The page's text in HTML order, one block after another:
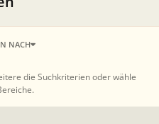
NACH
die Suchkriterien oder wähle